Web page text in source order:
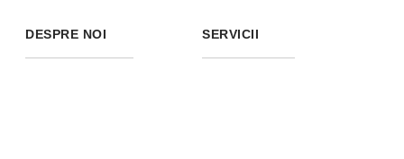
DESPRE NOI SERVICII